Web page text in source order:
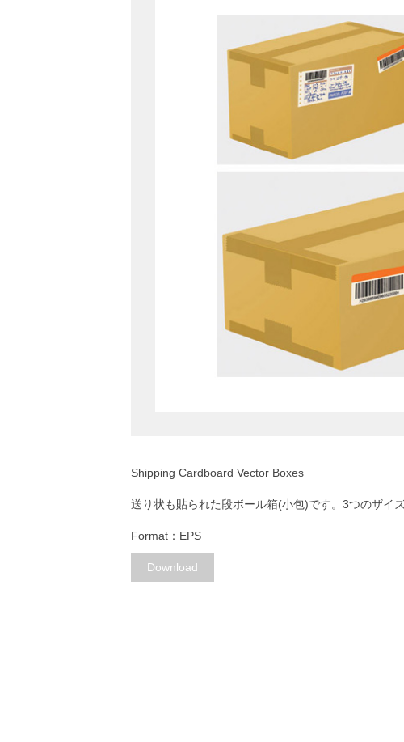
Shipping Cardboard Vector Boxes
送り状も貼られた段ボール箱(小包)です。3つのザイ
Format：EPS
Download